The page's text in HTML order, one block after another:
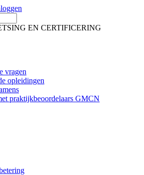
EN CERTIFICERING
vragen
opleidingen
praktijkbeoordelaars GMCN